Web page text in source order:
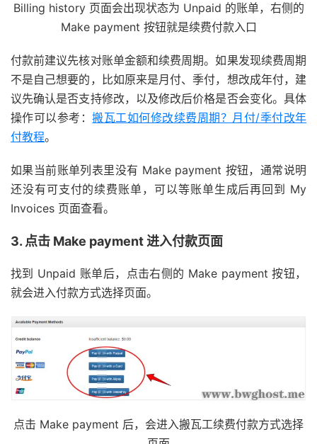
Billing history 页面会出现状态为 Unpaid 的账单，右侧的
Make payment 按钮就是续费付款入口
付款前建议先核对账单金额和续费周期。如果发现续费周期
不是自己想要的，比如原来是月付、季付，想改成年付，建
议先确认是否支持修改，以及修改后价格是否会变化。具体
操作可以参考：搬瓦工如何修改续费周期？月付/季付改年
付教程。
如果当前账单列表里没有 Make payment 按钮，通常说明
还没有可支付的续费账单，可以等账单生成后再回到 My
Invoices 页面查看。
3. 点击 Make payment 进入付款页面
找到 Unpaid 账单后，点击右侧的 Make payment 按钮，
就会进入付款方式选择页面。
点击 Make payment 后，会进入搬瓦工续费付款方式选择